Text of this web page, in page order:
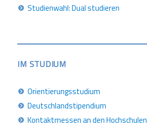
Studienwahl: Dual studieren
IM STUDIUM
Orientierungsstudium
Deutschlandstipendium
Kontaktmessen an den Hochschulen